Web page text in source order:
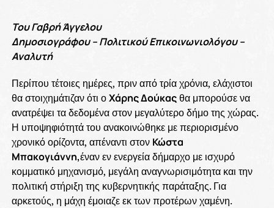
Του Γαβρή Άγγελου
Δημοσιογράφου – Πολιτικού Επικοινωνιολόγου –
Αναλυτή
Περίπου τέτοιες ημέρες, πριν από τρία χρόνια, ελάχιστοι
θα στοιχημάτιζαν ότι οΧάρης Δούκαςθα μπορούσε να
ανατρέψει τα δεδομένα στον μεγαλύτερο δήμο της χώρας.
Η υποψηφιότητά του ανακοινώθηκε με περιορισμένο
χρονικό ορίζοντα, απέναντι στον Κώστα
Μπακογιάννη,έναν εν ενεργεία δήμαρχο με ισχυρό
κομματικό μηχανισμό, μεγάλη αναγνωρισιμότητα και την
πολιτική στήριξη της κυβερνητικής παράταξης. Για
αρκετούς, η μάχη έμοιαζε εκ των προτέρων χαμένη.